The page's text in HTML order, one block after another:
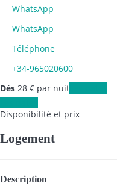
WhatsApp
WhatsApp
Téléphone
+34-965020600
Dès 28 € par nuit
Disponibilité et prix
Logement
Description